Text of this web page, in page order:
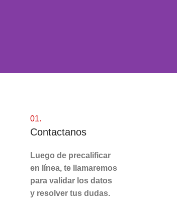
01.
Contactanos
Luego de precalificar
en línea, te llamaremos
para validar los datos
y resolver tus dudas.